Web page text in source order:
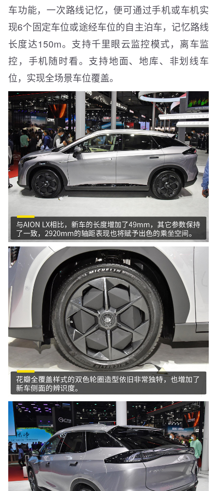
车功能，一次路线记忆，便可通过手机或车机实
现6个固定车位或途经车位的自主泊车，记忆路线
长度达150m。支持千里眼云监控模式，离车监
控，手机随时看。支持地面、地库、非划线车
位，实现全场景车位覆盖。